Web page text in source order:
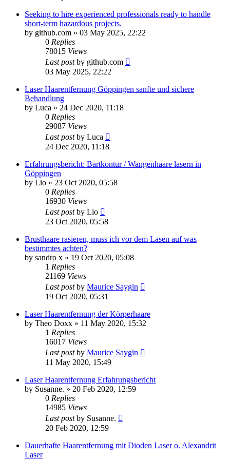
Seeking to hire experienced professionals ready to handle
short-term hazardous projects.
by github.com » 03 May 2025, 22:22
0 Replies
78015 Views
Last postby github.com
03 May 2025, 22:22
Laser Haarentfernung Göppingen sanfte und sichere
Behandlung
by Luca » 24 Dec 2020, 11:18
0 Replies
29087 Views
Last postby Luca
24 Dec 2020, 11:18
Erfahrungsbericht: Bartkontur / Wangenhaare lasern in
Göppingen
by Lio » 23 Oct 2020, 05:58
0 Replies
16930 Views
Last postby Lio
23 Oct 2020, 05:58
Brusthaare rasieren, muss ich vor dem Lasen auf was
bestimmtes achten?
by sandro x » 19 Oct 2020, 05:08
1 Replies
21169 Views
Last postby Maurice Saygin
19 Oct 2020, 05:31
Laser Haarentfernung der Körperhaare
by Theo Doxx » 11 May 2020, 15:32
1 Replies
16017 Views
Last postby Maurice Saygin
11 May 2020, 15:49
Laser Haarentfernung Erfahrungsbericht
by Susanne. » 20 Feb 2020, 12:59
0 Replies
14985 Views
Last postby Susanne.
20 Feb 2020, 12:59
Dauerhafte Haarentfernung mit Dioden Laser o. Alexandrit
Laser